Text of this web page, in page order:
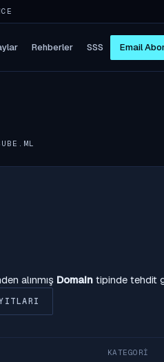
Rehberler SSS Email
alınmış Domain tipinde tehdit
KATEGORI